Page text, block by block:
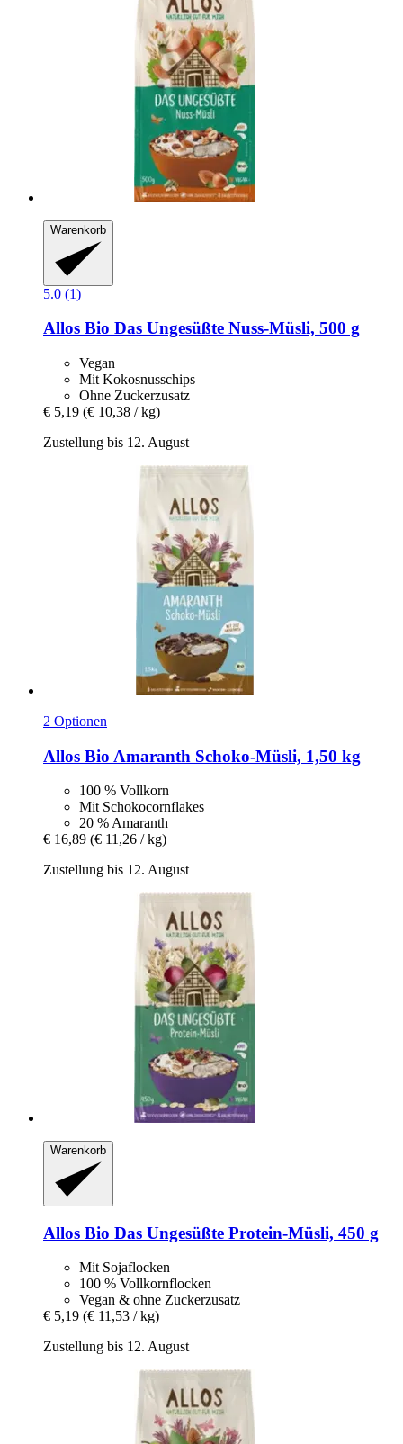
Warenkorb
5.0 (1)
Allos Bio Das Ungesüßte Nuss-​Müsli, 500 g
Vegan
Mit Kokosnusschips
Ohne Zuckerzusatz
€ 5,19 (€ 10,38 / kg)
Zustellung bis 12. August
2 Optionen
Allos Bio Amaranth Schoko-​Müsli, 1,50 kg
100 % Vollkorn
Mit Schokocornflakes
20 % Amaranth
€ 16,89 (€ 11,26 / kg)
Zustellung bis 12. August
Warenkorb
Allos Bio Das Ungesüßte Protein-​Müsli, 450 g
Mit Sojaflocken
100 % Vollkornflocken
Vegan & ohne Zuckerzusatz
€ 5,19 (€ 11,53 / kg)
Zustellung bis 12. August